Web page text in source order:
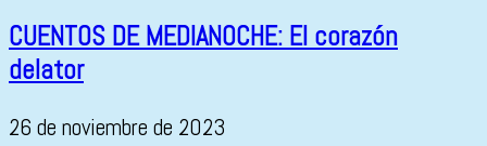
CUENTOS DE MEDIANOCHE: El corazón
delator
26 de noviembre de 2023